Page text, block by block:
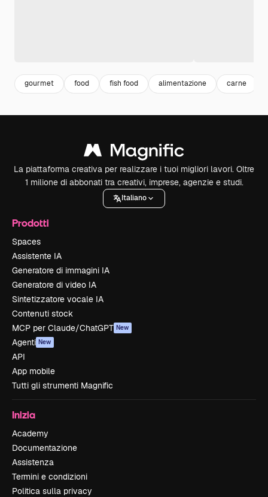
gourmet food fish food alimentazione carne
La piattaforma creativa per realizzare i tuoi migliori lavori. Oltre
1 milione di abbonati tra creativi, imprese, agenzie e studi.
Italiano
Prodotti
Spaces
Assistente IA
Generatore di immagini IA
Generatore di video IA
Sintetizzatore vocale IA
Contenuti stock
MCP per Claude/ChatGPT New
Agenti New
API
App mobile
Tutti gli strumenti Magnific
Inizia
Academy
Documentazione
Assistenza
Termini e condizioni
Politica sulla privacy